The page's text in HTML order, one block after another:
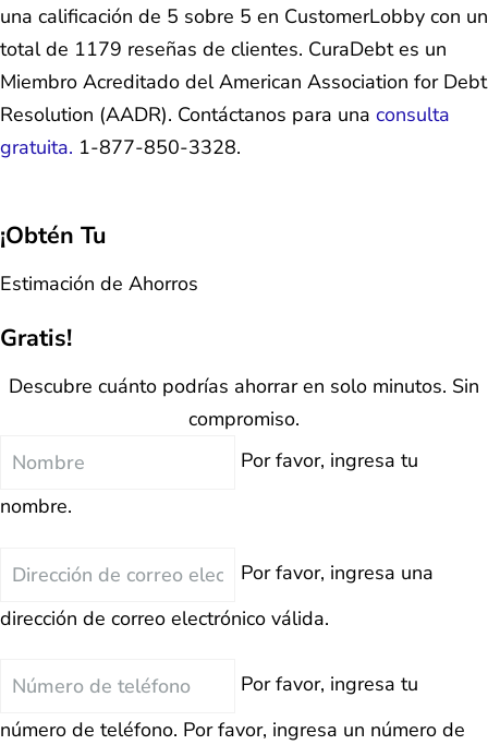
una calificación de 5 sobre 5 en CustomerLobby con un
total de 1179 reseñas de clientes. CuraDebt es un
Miembro Acreditado del American Association for Debt
Resolution (AADR). Contáctanos para una consulta
gratuita. 1-877-850-3328.
¡Obtén Tu
Estimación de Ahorros
Gratis!
Descubre cuánto podrías ahorrar en solo minutos. Sin
compromiso.
Nombre
Por favor, ingresa tu
nombre.
Correo
Por favor, ingresa una
dirección de correo electrónico válida.
Teléfono
Por favor, ingresa tu
número de teléfono. Por favor, ingresa un número de